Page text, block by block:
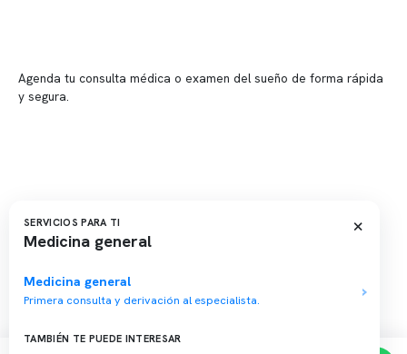
Agenda tu consulta médica o examen del sueño de forma rápida
y segura.
Copyright 2026 · Clínica Somno. Todos los derechos reservados.
SERVICIOS PARA TI
Medicina general
×
Medicina general
Primera consulta y derivación al especialista.
TAMBIÉN TE PUEDE INTERESAR